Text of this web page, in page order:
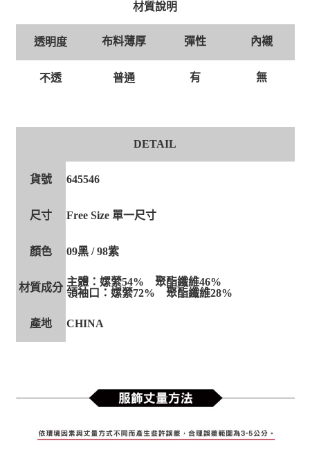
材質說明
透明度 布料薄厚 彈性 內襯
不透 普通 有 無
DETAIL
貨號 645546
尺寸 Free Size 單一尺寸
顏色 09黑 / 98紫
材質成分 主體：嫘縈54% 聚酯纖維46%
領袖口：嫘縈72% 聚酯纖維28%
產地 CHINA